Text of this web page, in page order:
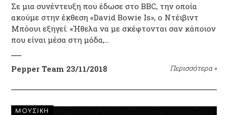
Σε μια συνέντευξη που έδωσε στο BBC, την οποία
ακούμε στην έκθεση «David Bowie Is», ο Ντέιβιντ
Μπόουι εξηγεί: «Ήθελα να με σκέφτονται σαν κάποιον
που είναι μέσα στη μόδα,…
Pepper Team 23/11/2018 Περισσότερα »
ΜΟΥΣΙΚΗ